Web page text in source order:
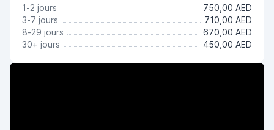
1-2 jours
750,00 AED
3-7 jours
710,00 AED
8-29 jours
670,00 AED
30+ jours
450,00 AED